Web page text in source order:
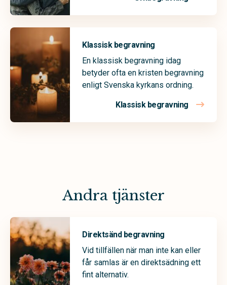
Klassisk begravning
En klassisk begravning idag
betyder ofta en kristen begravning
enligt Svenska kyrkans ordning.
Klassisk begravning
Andra tjänster
Direktsänd begravning
Vid tillfällen när man inte kan eller
får samlas är en direktsädning ett
fint alternativ.